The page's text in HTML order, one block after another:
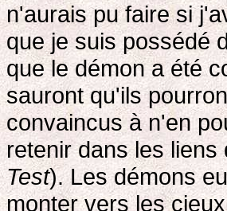
n'aurais pu faire si
que je suis possédé
que le démon a été
sauront qu'ils
convaincus à n'en
retenir dans les
Test). Les démons
monter vers les